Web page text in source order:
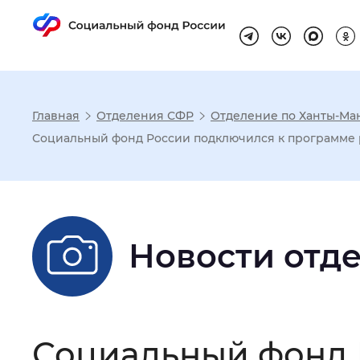
Настройка
Шрифт: Без засечек С
Интервал между буквами
Главная Отделения СФР Отделение по Ханты-
Социальный фонд России подключился к программе
Новости